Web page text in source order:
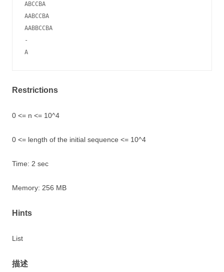
ABCCBA
AABCCBA
AABBCCBA
-
Restrictions
0 <= n <= 10^4
0 <= length of the initial sequence <= 10^4
Time: 2 sec
Memory: 256 MB
Hints
List
描述